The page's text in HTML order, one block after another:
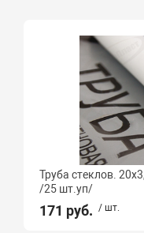
Труба стеклов.
/25 шт.уп/
171 руб. / шт.